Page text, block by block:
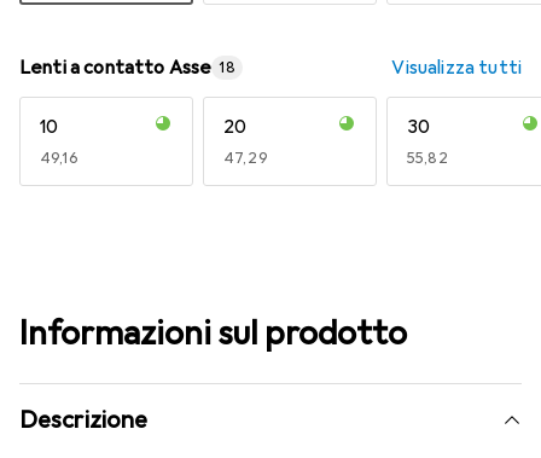
Lenti a contatto Asse 18 Visualizza tutti
10
EUR
49,16
20
EUR
47,29
30
EUR
55,82
Informazioni sul prodotto
Descrizione